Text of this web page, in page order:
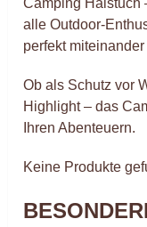
Camping Halstuch
alle Outdoor-
perfekt
Ob als Schutz vor
Highlight – das
Ihren Abenteuern.
Keine Produkte